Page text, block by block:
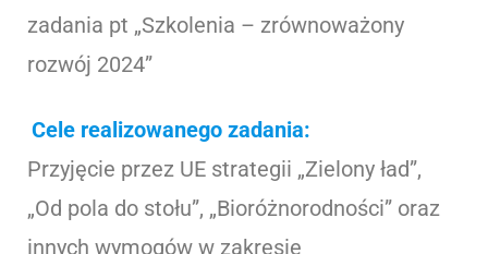
zadania pt „Szkolenia – zrównoważony
rozwój 2024”
Cele realizowanego zadania:
Przyjęcie przez UE strategii „Zielony ład”,
„Od pola do stołu”, „Bioróżnorodności” oraz
innych wymogów w zakresie